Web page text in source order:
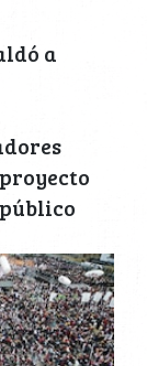
a